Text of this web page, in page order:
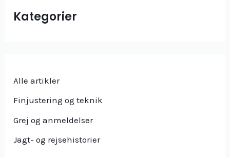
Kategorier
Alle artikler
Finjustering og teknik
Grej og anmeldelser
Jagt- og rejsehistorier